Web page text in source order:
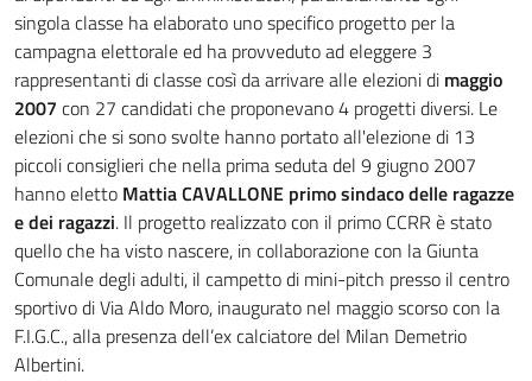
singola classe ha elaborato uno specifico progetto per la
campagna elettorale ed ha provveduto ad eleggere 3
rappresentanti di classe così da arrivare alle elezioni di maggio
2007 con 27 candidati che proponevano 4 progetti diversi. Le
elezioni che si sono svolte hanno portato all'elezione di 13
piccoli consiglieri che nella prima seduta del 9 giugno 2007
hanno eletto Mattia CAVALLONE primo sindaco delle ragazze
e dei ragazzi. Il progetto realizzato con il primo CCRR è stato
quello che ha visto nascere, in collaborazione con la Giunta
Comunale degli adulti, il campetto di mini-pitch presso il centro
sportivo di Via Aldo Moro, inaugurato nel maggio scorso con la
F.I.G.C., alla presenza dell’ex calciatore del Milan Demetrio
Albertini.